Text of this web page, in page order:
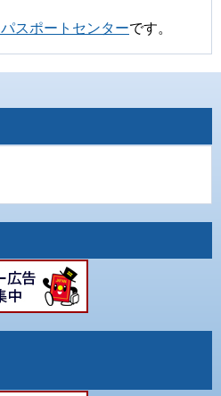
パスポートセンターです。